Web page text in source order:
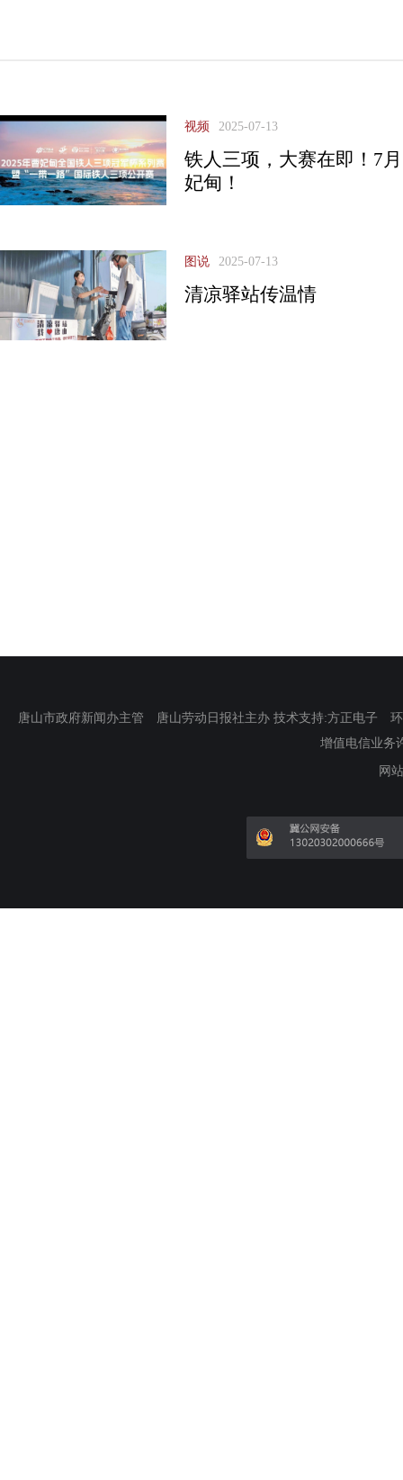
视频 2025-07-13
铁人三项，大赛在即！7
妃甸！
图说 2025-07-13
清凉驿站传温情
唐山市政府新闻办主管 唐山劳动日报社主办 技术支持:方正电子
增值电信业务
网